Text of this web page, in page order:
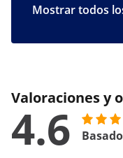
Mostrar todos
Valoraciones y
4.6